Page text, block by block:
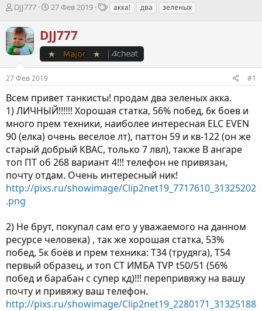
А
т
о
р
е
м
DJJ777
Д
а
н
а
ч
а
27 Фев 2019
Такка! два зеленых
DJJ777
27 Фев 2019 #1
Всем привет танкисты! продам два зеленых акка.
1) ЛИЧНЫЙ!!!!!! Хорошая статка, 56% побед, 6к боев и
много прем техники, наиболее интересная ELC EVEN
90 (елка) очень веселое лт), паттон 59 и кв-122 (он же
старый добрый КВАС, только 7 лвл), также В ангаре
топ ПТ об 268 вариант 4!!! телефон не привязан,
почту отдам. Очень интересный ник!
http://pixs.ru/showimage/Clip2net19_7717610_31325202
.png
2) Не брут, покупал сам его у уважаемого на данном
ресурсе человека) , так же хорошая статка, 53%
побед, 5к боёв и прем техника: Т34 (трудяга), Т54
первый образец, и топ СТ ИМБА TVP t50/51 (56%
побед и барабан с супер кд)!!! перепривяжу на вашу
почту и привяжу ваш телефон.
http://pixs.ru/showimage/Clip2net19_2280171_31325188